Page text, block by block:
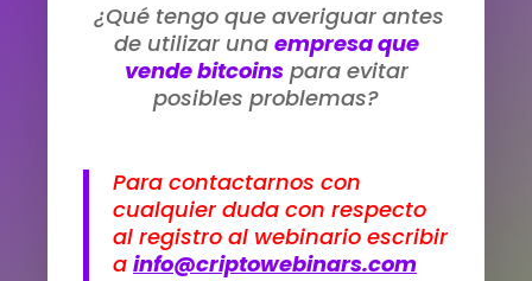
¿Qué tengo que averiguar antes
de utilizar una empresa que
vende bitcoinspara evitar
posibles problemas?
Para contactarnos con
cualquier duda con respecto
al registro al webinario escribir
a info@criptowebinars.com